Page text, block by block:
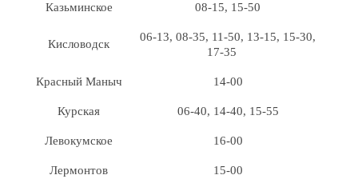
Казьминское 08-15, 15-50
Кисловодск
06-13, 08-35, 11-50, 13-15, 15-30,
17-35
Красный Маныч 14-00
Курская 06-40, 14-40, 15-55
Левокумское 16-00
Лермонтов 15-00